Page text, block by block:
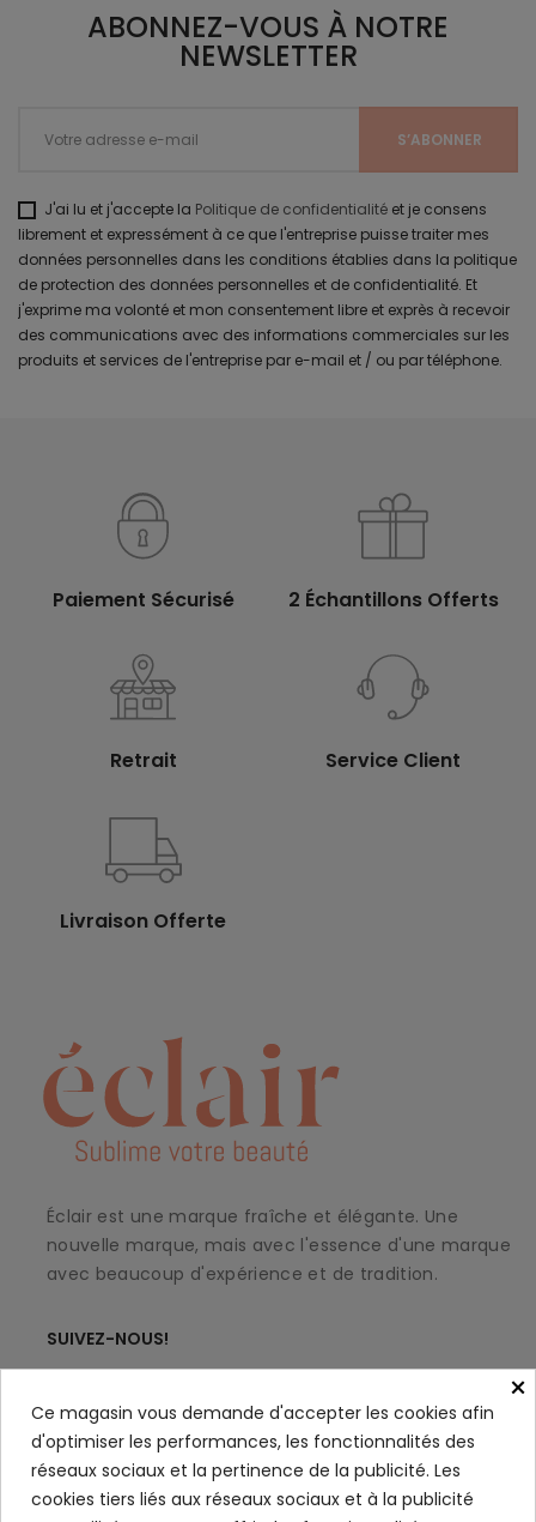
ABONNEZ-VOUS À NOTRE
NEWSLETTER
J'ai lu et j'accepte la Politique de confidentialité et je consens
librement et expressément à ce que l'entreprise puisse traiter mes
données personnelles dans les conditions établies dans la politique
de protection des données personnelles et de confidentialité. Et
j'exprime ma volonté et mon consentement libre et exprès à recevoir
des communications avec des informations commerciales sur les
produits et services de l'entreprise par e-mail et / ou par téléphone.
Paiement Sécurisé 2 Échantillons Offerts
Retrait Service Client
Livraison Offerte
Éclair est une marque fraîche et élégante. Une
nouvelle marque, mais avec l'essence d'une marque
avec beaucoup d'expérience et de tradition.
SUIVEZ-NOUS!
À PROPOS
MON COMPTE
×
Ce magasin vous demande d'accepter les cookies afin
d'optimiser les performances, les fonctionnalités des
réseaux sociaux et la pertinence de la publicité. Les
cookies tiers liés aux réseaux sociaux et à la publicité